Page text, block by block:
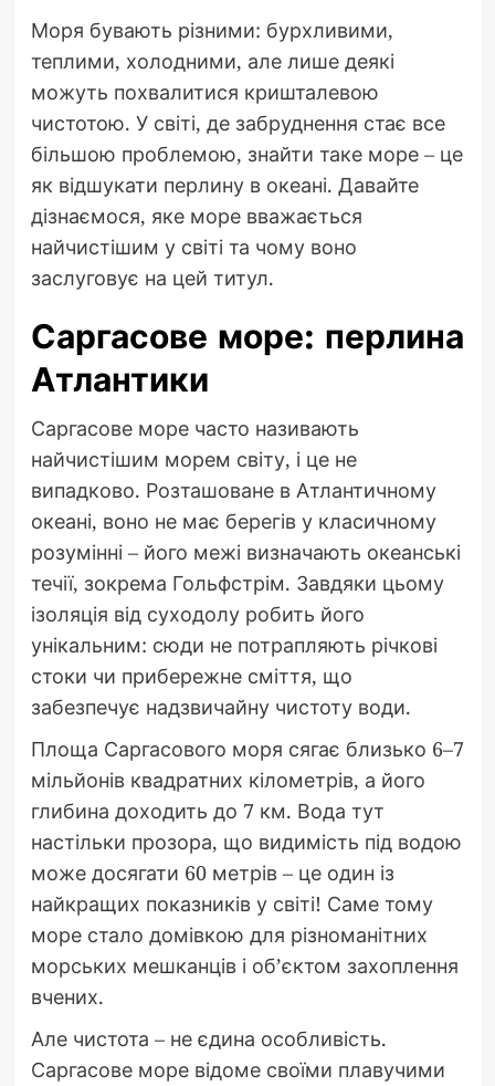
Моря бувають різними: бурхливими,
теплими, холодними, але лише деякі
можуть похвалитися кришталевою
чистотою. У світі, де забруднення стає все
більшою проблемою, знайти таке море – це
як відшукати перлину в океані. Давайте
дізнаємося, яке море вважається
найчистішим у світі та чому воно
заслуговує на цей титул.
Саргасове море: перлина
Атлантики
Саргасове море часто називають
найчистішим морем світу, і це не
випадково. Розташоване в Атлантичному
океані, воно не має берегів у класичному
розумінні – його межі визначають океанські
течії, зокрема Гольфстрім. Завдяки цьому
ізоляція від суходолу робить його
унікальним: сюди не потрапляють річкові
стоки чи прибережне сміття, що
забезпечує надзвичайну чистоту води.
Площа Саргасового моря сягає близько 6–7
мільйонів квадратних кілометрів, а його
глибина доходить до 7 км. Вода тут
настільки прозора, що видимість під водою
може досягати 60 метрів – це один із
найкращих показників у світі! Саме тому
море стало домівкою для різноманітних
морських мешканців і об’єктом захоплення
вчених.
Але чистота – не єдина особливість.
Саргасове море відоме своїми плавучими